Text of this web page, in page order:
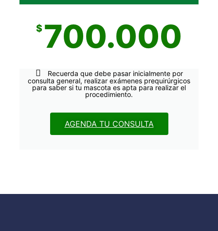
$ 700.000
Recuerda que debe pasar inicialmente por
consulta general, realizar exámenes prequirúrgicos
para saber si tu mascota es apta para realizar el
procedimiento.
AGENDA TU CONSULTA